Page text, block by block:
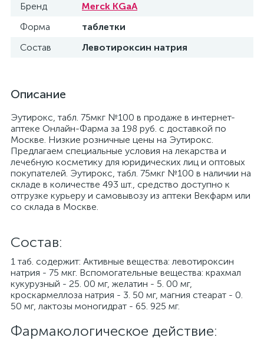
Бренд
Merck KGaA
Форма
таблетки
Состав
Левотироксин натрия
Описание
Эутирокс, табл. 75мкг №100 в продаже в интернет-
аптеке Онлайн-Фарма за 198 руб. с доставкой по
Москве. Низкие розничные цены на Эутирокс.
Предлагаем специальные условия на лекарства и
лечебную косметику для юридических лиц и оптовых
покупателей. Эутирокс, табл. 75мкг №100 в наличии на
складе в количестве 493 шт., средство доступно к
отгрузке курьеру и самовывозу из аптеки Векфарм или
со склада в Москве.
Cостав:
1 таб. содержит: Активные вещества: левотироксин
натрия - 75 мкг. Вспомогательные вещества: крахмал
кукурузный - 25. 00 мг, желатин - 5. 00 мг,
кроскармеллоза натрия - 3. 50 мг, магния стеарат - 0.
50 мг, лактозы моногидрат - 65. 925 мг.
Фармакологическое действие: